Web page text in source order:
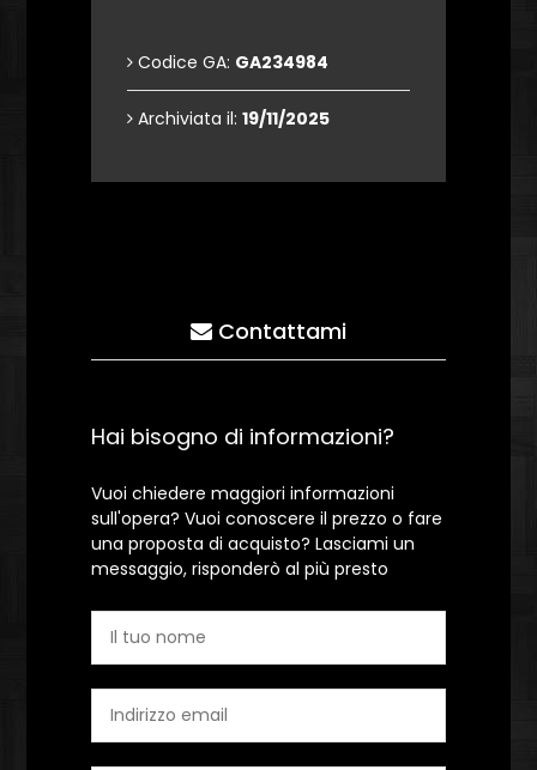
Codice GA: GA234984
Archiviata il: 19/11/2025
Contattami
Hai bisogno di informazioni?
Vuoi chiedere maggiori informazioni
sull'opera? Vuoi conoscere il prezzo o fare
una proposta di acquisto? Lasciami un
messaggio, risponderò al più presto